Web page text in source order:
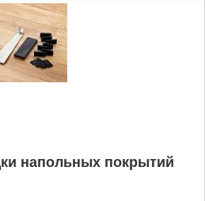
напольных покрытий